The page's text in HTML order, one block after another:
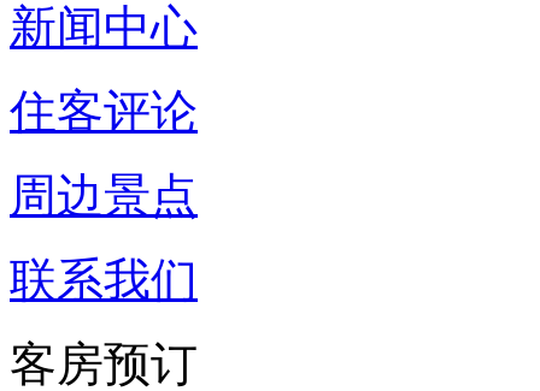
新闻中心
住客评论
周边景点
联系我们
客房预订